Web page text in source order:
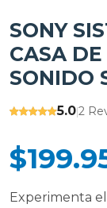
SONY
CASA
SONIDO
5.0|2
Experimenta